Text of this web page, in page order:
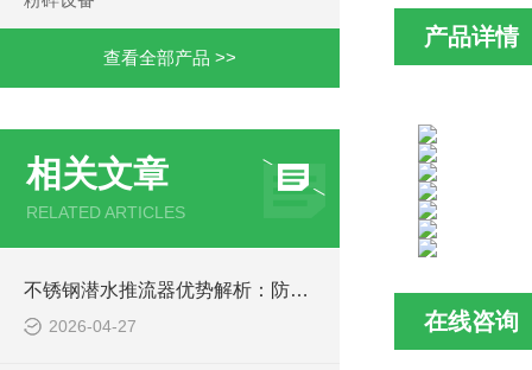
查看全部产品 >>
相关文章
RELATED ARTICLES
不锈钢潜水推流器优势解析：防腐耐用污水处理设备
2026-04-27
产品详情
在线咨询